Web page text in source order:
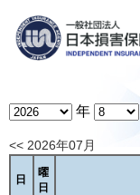
年
<< 2026年07月
日
曜
日